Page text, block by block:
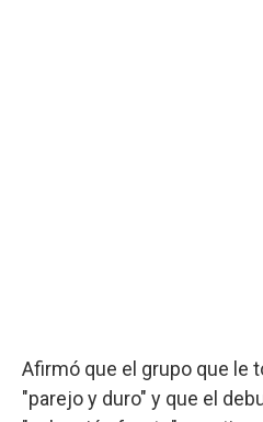
Afirmó que el grupo que le
"parejo y duro" y que el